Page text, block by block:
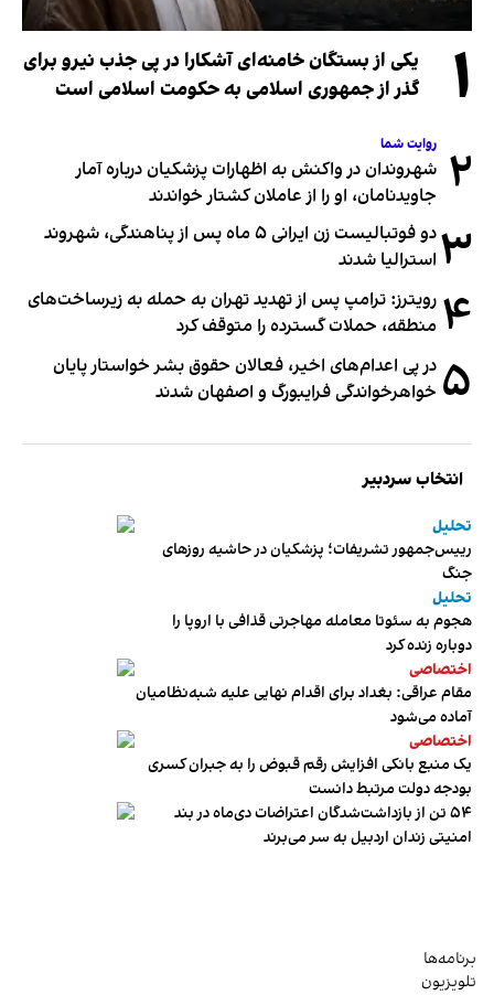
۱
یکی از بستگان خامنه‌ای آشکارا در پی جذب نیرو برای
گذر از جمهوری اسلامی به حکومت اسلامی است
۲ روایت شما
شهروندان در واکنش به اظهارات پزشکیان درباره آمار
جاویدنامان، او را از عاملان کشتار خواندند
۳
دو فوتبالیست زن ایرانی ۵ ماه پس از پناهندگی، شهروند
استرالیا شدند
۴ رویترز: ترامپ پس از تهدید تهران به حمله به زیرساخت‌های
منطقه، حملات گسترده را متوقف کرد
۵ در پی اعدام‌های اخیر، فعالان حقوق بشر خواستار پایان
خواهرخواندگی فرایبورگ و اصفهان شدند
انتخاب سردبیر
تحلیل
رییس‌جمهور تشریفات؛ پزشکیان در حاشیه روزهای
جنگ
تحلیل
هجوم به سئوتا معامله مهاجرتی قذافی با اروپا را
دوباره زنده کرد
اختصاصی
مقام عراقی: بغداد برای اقدام نهایی علیه شبه‌نظامیان
آماده می‌شود
اختصاصی
یک منبع بانکی افزایش رقم قبوض را به جبران کسری
بودجه دولت مرتبط دانست
۵۴ تن از بازداشت‌شدگان اعتراضات دی‌ماه در بند
امنیتی زندان اردبیل به سر می‌برند
برنامه‌ها
تلویزیون